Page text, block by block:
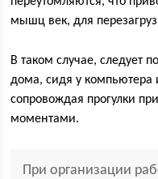
мышц век, для
В таком случае, следует
дома, сидя у компьютера
сопровождая прогулки
моментами.
При организации